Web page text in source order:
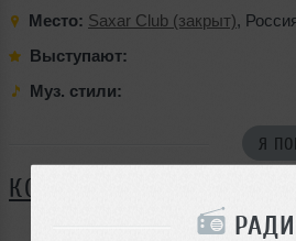
Место: Saxar Club (закрыт),
Выступают:
Муз. стили:
Я
КОММЕНТАРИИ